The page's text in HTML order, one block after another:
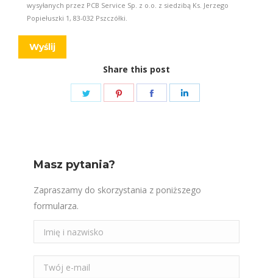
wysyłanych przez PCB Service Sp. z o.o. z siedzibą Ks. Jerzego
Popiełuszki 1, 83-032 Pszczółki.
Share this post
Share
Share
Share
Masz pytania?
Zapraszamy do skorzystania z poniższego
formularza.